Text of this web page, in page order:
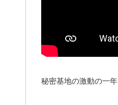
秘密基地の激動の一年